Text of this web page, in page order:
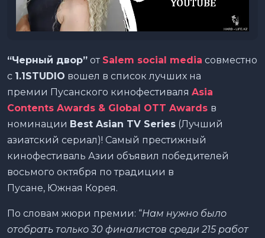
“Черный двор” от Salem social media совместно
с 1.1 STUDIO вошел в список лучших на
премии Пусанского кинофестиваля Asia
Contents Awards & Global OTT Awards в
номинации Best Asian TV Series (Лучший
азиатский сериал)! Самый престижный
кинофестиваль Азии объявил победителей
восьмого октября по традиции в
Пусане, Южная Корея.
По словам жюри премии: “Нам нужно было
отобрать только 30 финалистов среди 215 работ